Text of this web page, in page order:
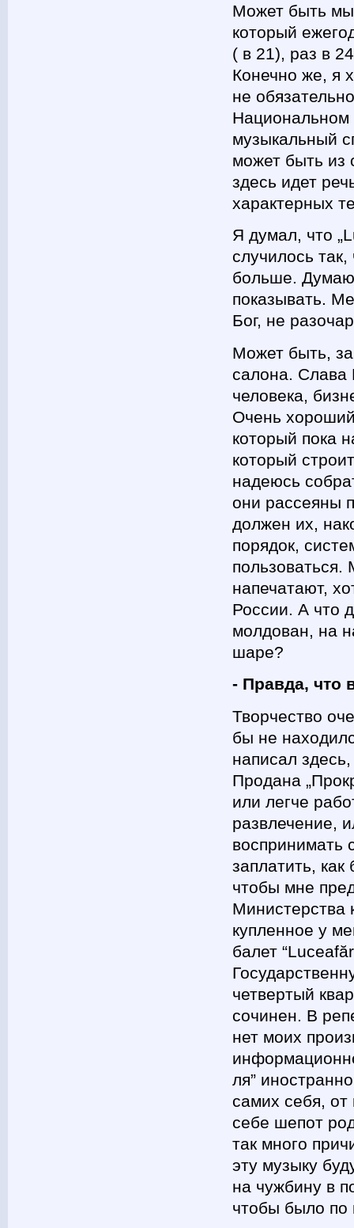
Может быть
который
( в 21), раз в
Конечно же, я
не
музыкальный
может быть из
здесь идет
характерных
Я думал, что
случилось
больше.
показывать.
Бог, не
Может быть,
салона. Слава
человека,
Очень
который пока
который
надеюсь
они рассеяны
должен их,
порядок,
пользоваться.
напечатают,
России. А что
молдован, на
шаре?
- Правда, что
Творчество
бы не
написал
Продана
или легче
развлечение,
воспринимать
заплатить,
чтобы мне
Министерства
купленное у
балет
четвертый
сочинен. В
нет моих
ля”
самих себя,
себе шепот
так много
эту музыку
на чужбину в
чтобы было по